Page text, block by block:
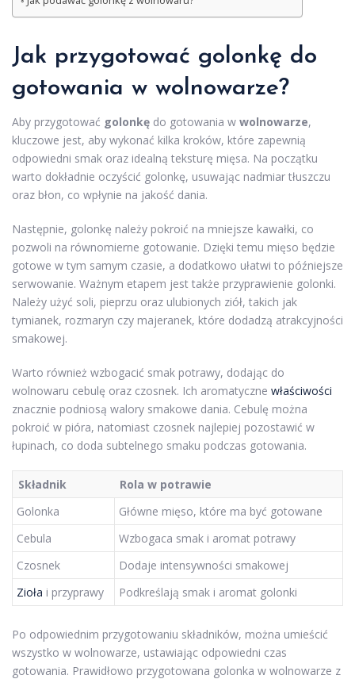
Jak przygotować golonkę do
gotowania w wolnowarze?
Aby przygotować golonkę do gotowania w wolnowarze,
kluczowe jest, aby wykonać kilka kroków, które zapewnią
odpowiedni smak oraz idealną teksturę mięsa. Na początku
warto dokładnie oczyścić golonkę, usuwając nadmiar tłuszczu
oraz błon, co wpłynie na jakość dania.
Następnie, golonkę należy pokroić na mniejsze kawałki, co
pozwoli na równomierne gotowanie. Dzięki temu mięso będzie
gotowe w tym samym czasie, a dodatkowo ułatwi to późniejsze
serwowanie. Ważnym etapem jest także przyprawienie golonki.
Należy użyć soli, pieprzu oraz ulubionych ziół, takich jak
tymianek, rozmaryn czy majeranek, które dodadzą atrakcyjności
smakowej.
Warto również wzbogacić smak potrawy, dodając do
wolnowaru cebulę oraz czosnek. Ich aromatyczne właściwości
znacznie podniosą walory smakowe dania. Cebulę można
pokroić w pióra, natomiast czosnek najlepiej pozostawić w
łupinach, co doda subtelnego smaku podczas gotowania.
Składnik
Rola w potrawie
Golonka
Główne mięso, które ma być gotowane
Cebula
Wzbogaca smak i aromat potrawy
Czosnek
Dodaje intensywności smakowej
Zioła i przyprawy Podkreślają smak i aromat golonki
Po odpowiednim przygotowaniu składników, można umieścić
wszystko w wolnowarze, ustawiając odpowiedni czas
gotowania. Prawidłowo przygotowana golonka w wolnowarze z